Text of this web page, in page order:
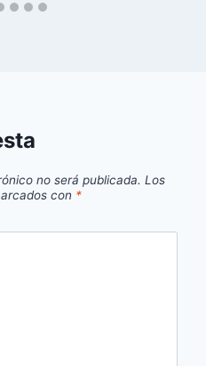
no será publicada. Los
con *